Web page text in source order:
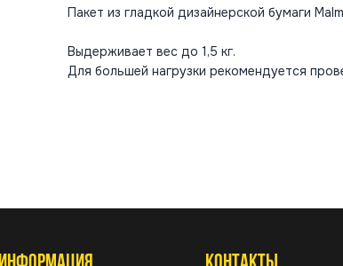
Пакет из гладкой дизайнерской бумаги
Выдерживает вес до 1,5 кг.
Для большей нагрузки рекомендуется